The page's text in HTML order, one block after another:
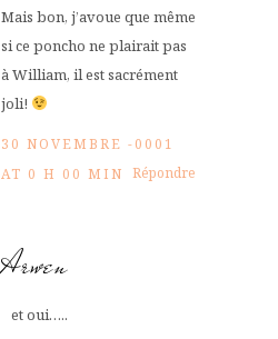
Mais bon, j’avoue que même
si ce poncho ne plairait pas
à William, il est sacrément
joli!
30 NOVEMBRE -0001
AT 0 H 00 MIN Répondre
Arwen
et oui…..